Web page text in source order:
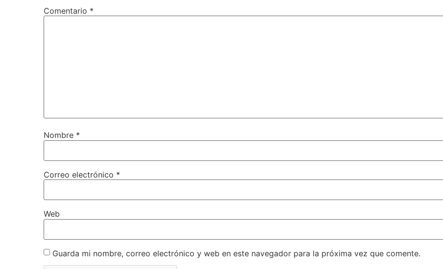
Comentario *
Nombre *
Correo electrónico *
Web
Guarda mi nombre, correo electrónico y web en este navegador para la próxima vez que comente.